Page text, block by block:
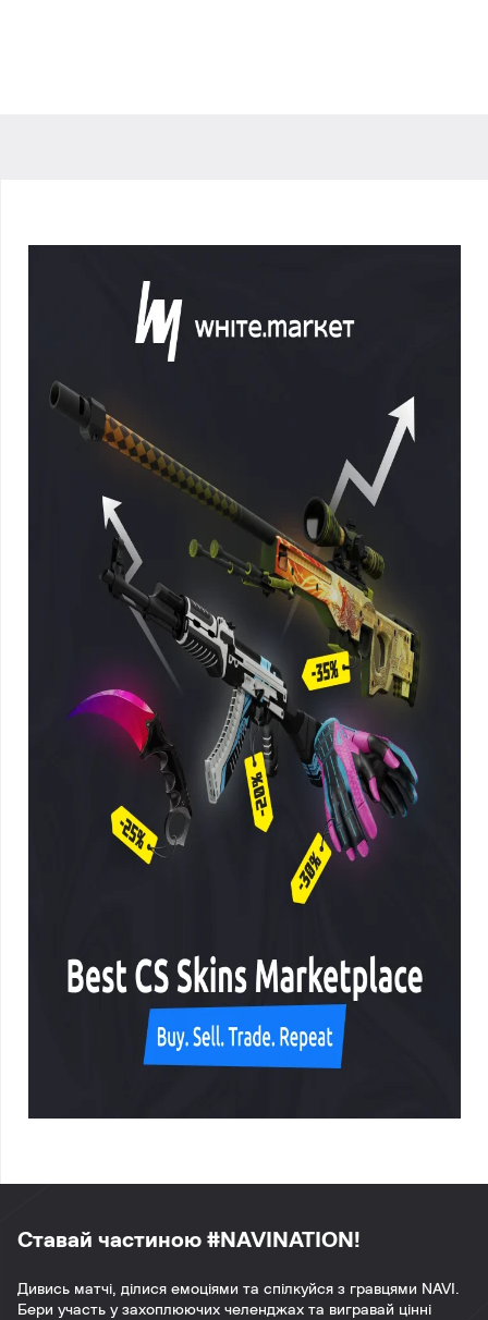
Ставай частиною #NAVINATION!
Дивись матчі, ділися емоціями та спілкуйся з гравцями NAVI.
Бери участь у захоплюючих челенджах та вигравай цінні